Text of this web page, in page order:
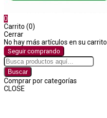
0
Carrito (0)
Cerrar
No hay más artículos en su carrito
Seguir comprando
Buscar
Comprar por categorías
CLOSE